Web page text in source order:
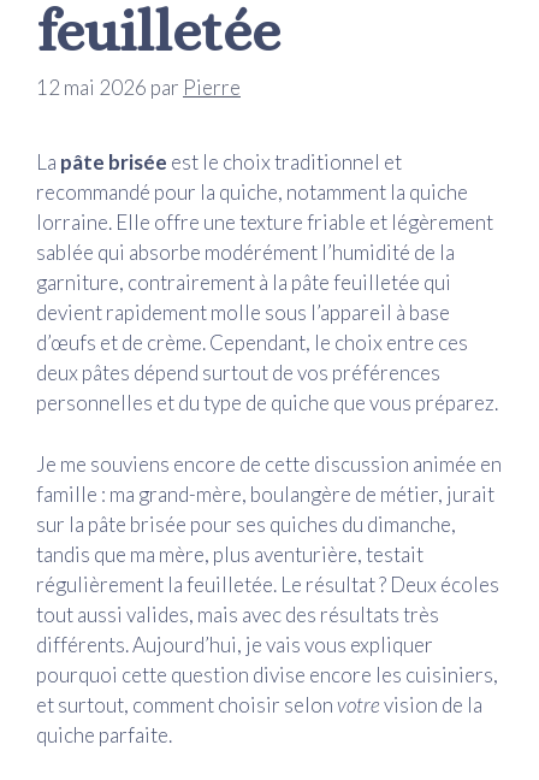
feuilletée
12 mai 2026 par Pierre
La pâte brisée est le choix traditionnel et
recommandé pour la quiche, notamment la quiche
lorraine. Elle offre une texture friable et légèrement
sablée qui absorbe modérément l’humidité de la
garniture, contrairement à la pâte feuilletée qui
devient rapidement molle sous l’appareil à base
d’œufs et de crème. Cependant, le choix entre ces
deux pâtes dépend surtout de vos préférences
personnelles et du type de quiche que vous préparez.
Je me souviens encore de cette discussion animée en
famille : ma grand-mère, boulangère de métier, jurait
sur la pâte brisée pour ses quiches du dimanche,
tandis que ma mère, plus aventurière, testait
régulièrement la feuilletée. Le résultat ? Deux écoles
tout aussi valides, mais avec des résultats très
différents. Aujourd’hui, je vais vous expliquer
pourquoi cette question divise encore les cuisiniers,
et surtout, comment choisir selonvotrevision de la
quiche parfaite.